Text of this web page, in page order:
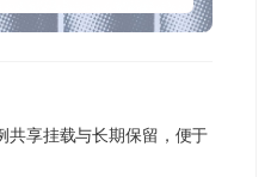
共享挂载与长期保留，便于